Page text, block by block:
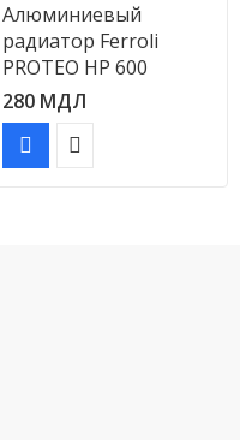
Алюминиевый
радиатор Ferroli
PROTEO HP 600
280 МДЛ